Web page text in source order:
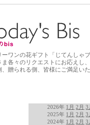
ーワンの花ギフト「じてんしゃ
ま各々のリクエストにお応えし、
、贈られる側、皆様にご満足い
2026年 1月 2月 3
2025年 1月 2月 3
2024年 1月 2月 3